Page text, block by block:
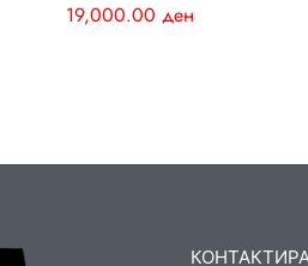
19,000.00 ден